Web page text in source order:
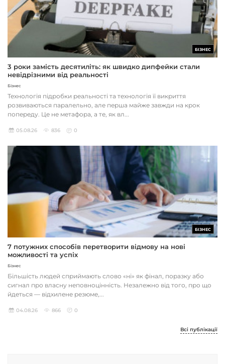
БІЗНЕС
3 роки замість десятиліть: як швидко дипфейки стали
невідрізними від реальності
Бізнес
Технологія підробки реальності та технологія її викриття
розвиваються паралельно, але перша майже завжди на крок
попереду. Це не метафора, а те, як вл...
05.08.26 836 0
БІЗНЕС
7 потужних способів перетворити відмову на нові
можливості та успіх
Бізнес
Більшість людей сприймають слово «ні» як фінал, поразку або
сигнал про власну неповноцінність. Незалежно від того, про що
йдеться — відхилене резюме,...
04.08.26 866 0
Всі публікації